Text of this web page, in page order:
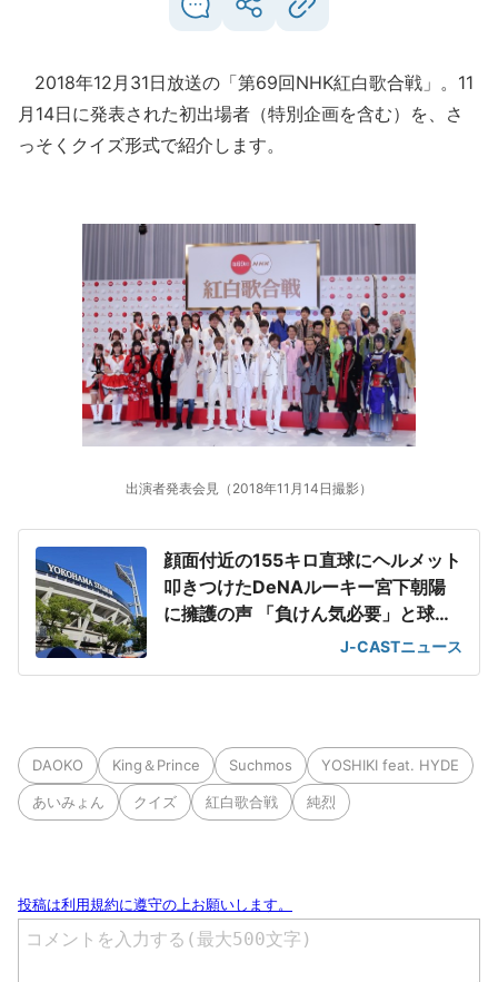
2018年12月31日放送の「第69回NHK紅白歌合戦」。11
月14日に発表された初出場者（特別企画を含む）を、さ
っそくクイズ形式で紹介します。
出演者発表会見（2018年11月14日撮影）
顔面付近の155キロ直球にヘルメット
叩きつけたDeNAルーキー宮下朝陽
に擁護の声 「負けん気必要」と球団
J-CASTニュース
DAOKO King＆Prince Suchmos YOSHIKI feat. HYDE
あいみょん クイズ 紅白歌合戦 純烈